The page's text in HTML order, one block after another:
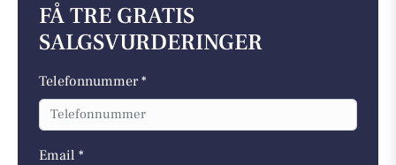
FÅ TRE GRATIS
SALGSVURDERINGER
Telefonnummer *
Email *